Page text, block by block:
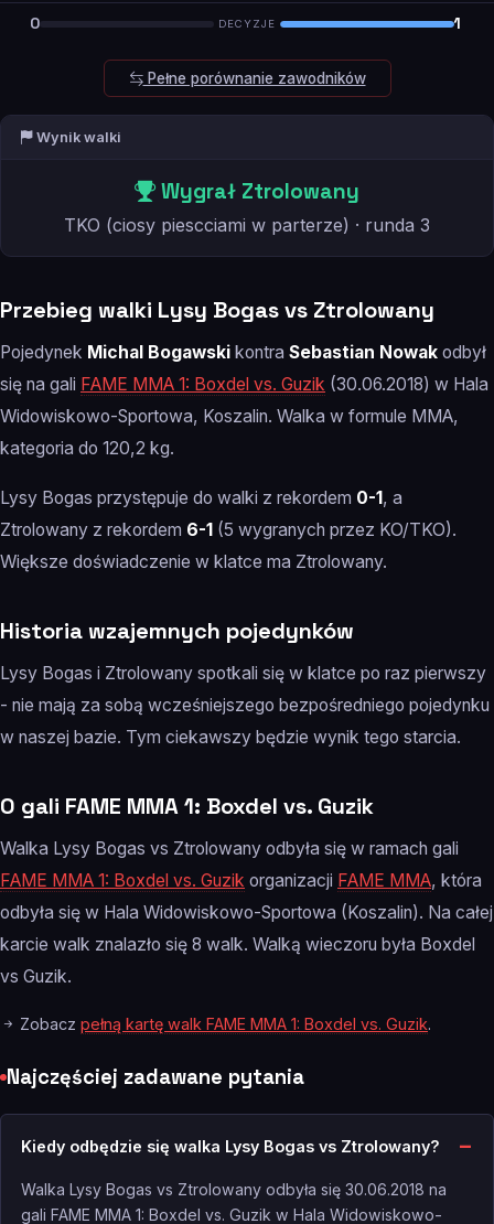
0 DECYZJE 1
Pełne porównanie zawodników
Wynik walki
Wygrał Ztrolowany
TKO (ciosy piescciami w parterze) · runda 3
Przebieg walki Lysy Bogas vs Ztrolowany
Pojedynek Michal Bogawski kontra Sebastian Nowak odbył
się na gali FAME MMA 1: Boxdel vs. Guzik (30.06.2018) w Hala
Widowiskowo-Sportowa, Koszalin. Walka w formule MMA,
kategoria do 120,2 kg.
Lysy Bogas przystępuje do walki z rekordem 0-1 , a
Ztrolowany z rekordem 6-1 (5 wygranych przez KO/TKO).
Większe doświadczenie w klatce ma Ztrolowany.
Historia wzajemnych pojedynków
Lysy Bogas i Ztrolowany spotkali się w klatce po raz pierwszy
- nie mają za sobą wcześniejszego bezpośredniego pojedynku
w naszej bazie. Tym ciekawszy będzie wynik tego starcia.
O gali FAME MMA 1: Boxdel vs. Guzik
Walka Lysy Bogas vs Ztrolowany odbyła się w ramach gali
FAME MMA 1: Boxdel vs. Guzik organizacji FAME MMA, która
odbyła się w Hala Widowiskowo-Sportowa (Koszalin). Na całej
karcie walk znalazło się 8 walk. Walką wieczoru była Boxdel
vs Guzik.
Zobacz pełną kartę walk FAME MMA 1: Boxdel vs. Guzik.
Najczęściej zadawane pytania
Kiedy odbędzie się walka Lysy Bogas vs Ztrolowany?
Walka Lysy Bogas vs Ztrolowany odbyła się 30.06.2018 na
gali FAME MMA 1: Boxdel vs. Guzik w Hala Widowiskowo-